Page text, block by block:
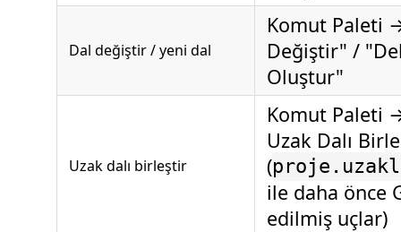
Dal değiştir / yeni dal
Komut Paleti
Değiştir" /
Oluştur"
Uzak dalı birleştir
Komut Paleti
Uzak Dalı
(
ile daha önce
edilmiş uçlar)